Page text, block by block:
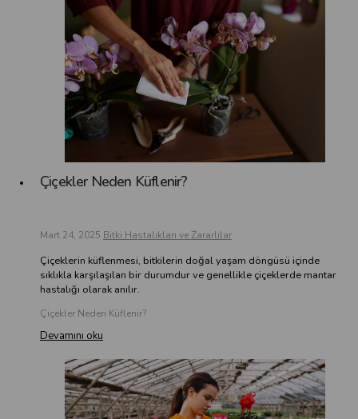
Çiçekler Neden Küflenir?
Mart 24, 2025 Bitki Hastalıkları ve Zararlılar
Çiçeklerin küflenmesi, bitkilerin doğal yaşam döngüsü içinde
sıklıkla karşılaşılan bir durumdur ve genellikle çiçeklerde mantar
hastalığı olarak anılır.
Çiçekler Neden Küflenir?
Devamını oku